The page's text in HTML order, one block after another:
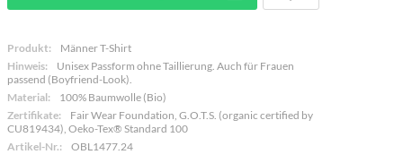
Produkt:
Männer T-Shirt
Hinweis:
Unisex Passform ohne Taillierung. Auch für Frauen
passend (Boyfriend-Look).
Material:
100% Baumwolle (Bio)
Zertifikate:
Fair Wear Foundation, G.O.T.S. (organic certified by
CU819434), Oeko-Tex® Standard 100
Artikel-Nr.:
OBL1477.24